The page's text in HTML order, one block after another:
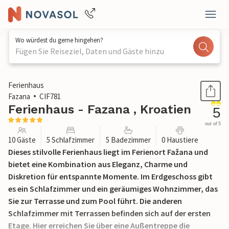
Wo würdest du gerne hingehen?
Fügen Sie Reiseziel, Daten und Gäste hinzu
1 / 50
Ferienhaus
Fazana
CIF781
Ferienhaus - Fazana , Kroatien 5
out of 5
10 Gäste 5 Schlafzimmer 5 Badezimmer 0 Haustiere
Dieses stilvolle Ferienhaus liegt im Ferienort Fažana und
bietet eine Kombination aus Eleganz, Charme und
Diskretion für entspannte Momente. Im Erdgeschoss gibt
es ein Schlafzimmer und ein geräumiges Wohnzimmer, das
Sie zur Terrasse und zum Pool führt. Die anderen
Schlafzimmer mit Terrassen befinden sich auf der ersten
Etage. Hier erreichen Sie über eine Außentreppe die